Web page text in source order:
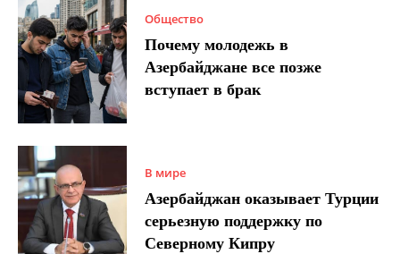
Общество
Почему молодежь в
Азербайджане все позже
вступает в брак
В мире
Азербайджан оказывает Турции
серьезную поддержку по
Северному Кипру